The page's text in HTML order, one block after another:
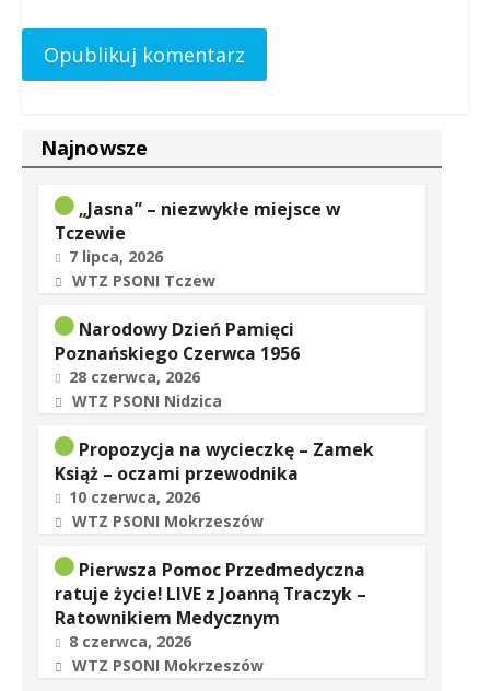
Najnowsze
„Jasna” – niezwykłe miejsce w
Tczewie
7 lipca, 2026
WTZ PSONI Tczew
Narodowy Dzień Pamięci
Poznańskiego Czerwca 1956
28 czerwca, 2026
WTZ PSONI Nidzica
Propozycja na wycieczkę – Zamek
Książ – oczami przewodnika
10 czerwca, 2026
WTZ PSONI Mokrzeszów
Pierwsza Pomoc Przedmedyczna
ratuje życie! LIVE z Joanną Traczyk –
Ratownikiem Medycznym
8 czerwca, 2026
WTZ PSONI Mokrzeszów